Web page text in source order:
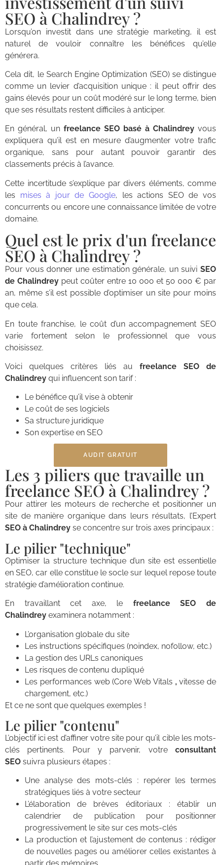
SEO à Chalindrey ?
Lorsqu’on investit dans une stratégie marketing, il est
naturel de vouloir connaître les bénéfices qu’elle
générera.
Cela dit, le Search Engine Optimization (SEO) se distingue
comme un levier d’acquisition unique : il peut offrir des
gains élevés pour un coût modéré sur le long terme, bien
que ses résultats restent difficiles à anticiper.
En général, un freelance SEO basé à Chalindrey vous
expliquera qu’il est en mesure d’augmenter votre trafic
organique, sans pour autant pouvoir garantir des
classements précis à l’avance.
Cette incertitude s’explique par divers éléments, comme
les mises à jour de Google, les actions SEO de vos
concurrents ou encore une connaissance limitée de votre
domaine.
Quel est le prix d'un freelance
SEO à Chalindrey ?
Pour vous donner une estimation générale, un suivi SEO
de Chalindrey peut coûter entre 10 000 et 50 000 € par
an, même s’il est possible d’optimiser un site pour moins
que cela.
En toute franchise, le coût d’un accompagnement SEO
varie fortement selon le professionnel que vous
choisissez.
Voici quelques critères liés au freelance SEO de
Chalindrey qui influencent son tarif :
Le bénéfice qu’il vise à obtenir
Le coût de ses logiciels
Sa structure juridique
Son expertise en SEO
AUDIT GRATUIT
Les 3 piliers que travaille un
freelance SEO à Chalindrey ?
Pour attirer les moteurs de recherche et positionner un
site de manière organique dans leurs résultats, l’Expert
SEO à Chalindrey se concentre sur trois axes principaux :
Le pilier "technique"
Optimiser la structure technique d’un site est essentielle
en SEO, car elle constitue le socle sur lequel repose toute
stratégie d’amélioration continue.
En travaillant cet axe, le freelance SEO de
Chalindrey examinera notamment :
L’organisation globale du site
Les instructions spécifiques (noindex, nofollow, etc.)
La gestion des URLs canoniques
Les risques de contenu dupliqué
Les performances web (Core Web Vitals , vitesse de
chargement, etc.)
Et ce ne sont que quelques exemples !
Le pilier "contenu"
L’objectif ici est d’affiner votre site pour qu’il cible les mots-
clés pertinents. Pour y parvenir, votre consultant
SEO suivra plusieurs étapes :
Une analyse des mots-clés : repérer les termes
stratégiques liés à votre secteur
L’élaboration de brèves éditoriaux : établir un
calendrier de publication pour positionner
progressivement le site sur ces mots-clés
La production et l’ajustement de contenus : rédiger
de nouvelles pages ou améliorer celles existantes à